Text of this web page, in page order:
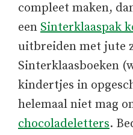
compleet maken,
een Sinterklaaspak
uitbreiden met jute
Sinterklaasboeken
kindertjes in
helemaal niet mag
chocoladeletters.